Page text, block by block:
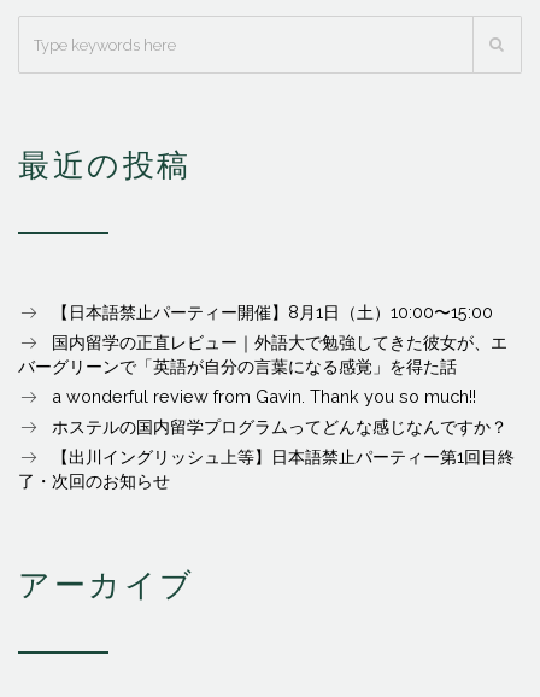
最近の投稿
【日本語禁止パーティー開催】8月1日（土）10:00〜15:00
国内留学の正直レビュー｜外語大で勉強してきた彼女が、エ
バーグリーンで「英語が自分の言葉になる感覚」を得た話
a wonderful review from Gavin. Thank you so much!!
ホステルの国内留学プログラムってどんな感じなんですか？
【出川イングリッシュ上等】日本語禁止パーティー第1回目終
了・次回のお知らせ
アーカイブ